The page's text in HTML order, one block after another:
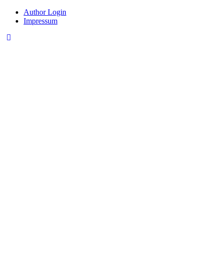
Author Login
Impressum